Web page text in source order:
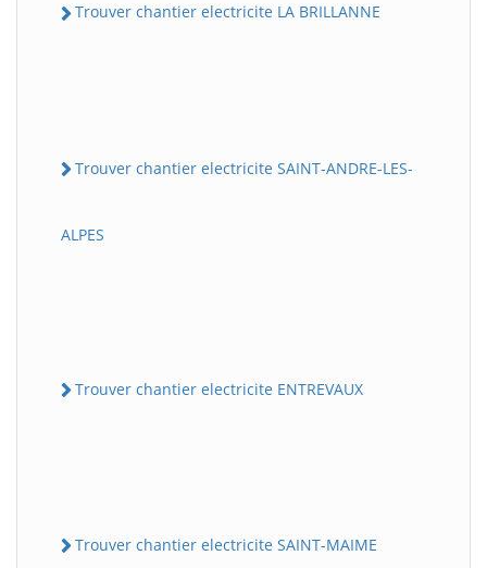
Trouver chantier electricite LA BRILLANNE
Trouver chantier electricite SAINT-ANDRE-LES-
ALPES
Trouver chantier electricite ENTREVAUX
Trouver chantier electricite SAINT-MAIME